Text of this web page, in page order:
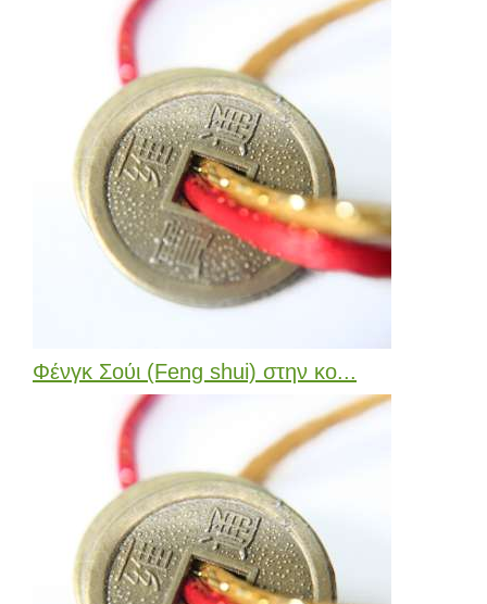
Φένγκ Σούι (Feng shui) στην κο...